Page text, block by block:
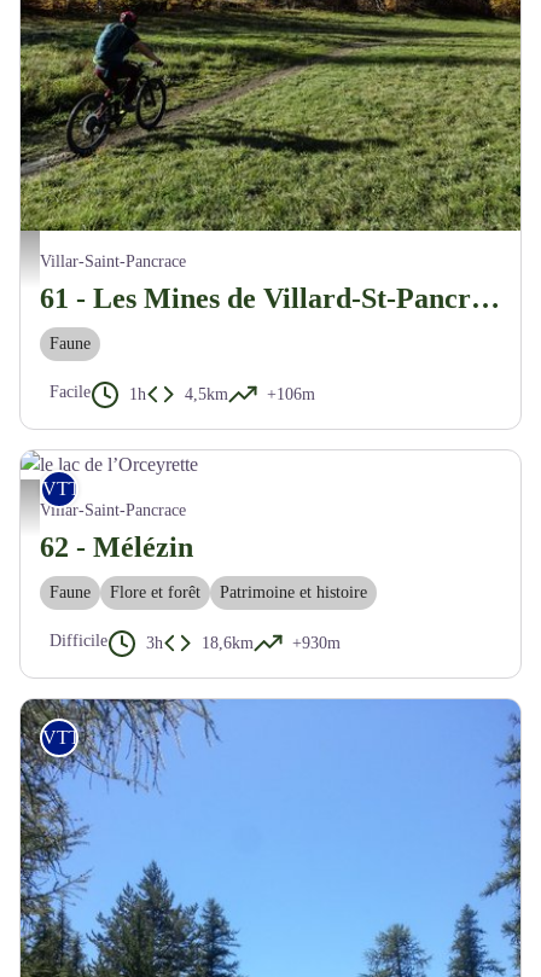
Paysage - Maxime Buffet
Villar-Saint-Pancrace
61 - Les Mines de Villard-St-Pancrace
Faune
Facile 1h 4,5km +106m
le lac de l’Orceyrette - M. Buffet
VTT
Villar-Saint-Pancrace
62 - Mélézin
Faune Flore et forêt Patrimoine et histoire
Difficile 3h 18,6km +930m
VTT